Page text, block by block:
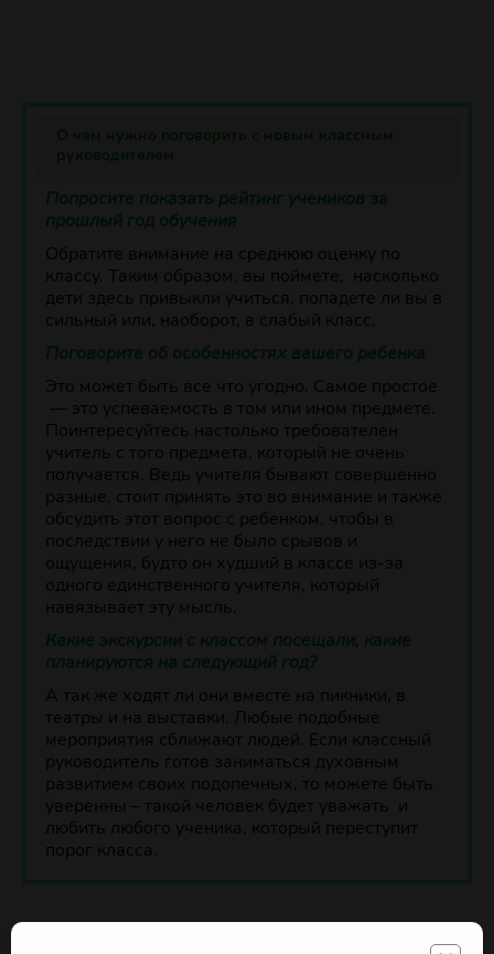
Попросите показать рейтинг учеников за
прошлый год обучения
Обратите внимание на среднюю оценку по
классу. Таким образом, вы поймете, насколько
дети здесь привыкли учиться, попадете ли вы в
сильный или, наоборот, в слабый класс.
Поговорите об особенностях вашего ребенка
Это может быть все что угодно. Самое простое
— это успеваемость в том или ином предмете.
Поинтересуйтесь настолько требователен
учитель с того предмета, который не очень
получается. Ведь учителя бывают совершенно
разные, стоит принять это во внимание и также
обсудить этот вопрос с ребенком, чтобы в
последствии у него не было срывов и
ощущения, будто он худший в классе из-за
одного единственного учителя, который
навязывает эту мысль.
Какие экскурсии с классом посещали, какие
планируются на следующий год?
А так же ходят ли они вместе на пикники, в
театры и на выставки. Любые подобные
мероприятия сближают людей. Если классный
руководитель готов заниматься духовным
развитием своих подопечных, то можете быть
уверенны – такой человек будет уважать и
любить любого ученика, который переступит
порог класса.